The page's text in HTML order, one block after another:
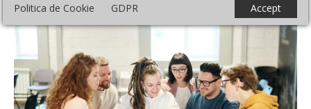
Politica de Cookie GDPR Accept